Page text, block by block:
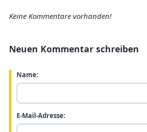
Keine Kommentare vorhanden!
Neuen Kommentar schreiben
Name:
E-Mail-Adresse: